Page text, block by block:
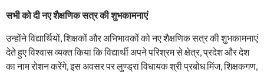
सभी को दी नए शैक्षणिक सत्र की शुभकामनाएं
उन्होंने विद्यार्थियों, शिक्षकों और अभिभावकों को नए शैक्षणिक सत्र की शुभकामनाएं
देते हुए विश्वास व्यक्त किया कि विद्यार्थी अपने परिश्रम से क्षेत्र, प्रदेश और देश
का नाम रोशन करेंगे, इस अवसर पर लुण्ड्रा विधायक श्री प्रबोध मिंज, शिक्षकगण,